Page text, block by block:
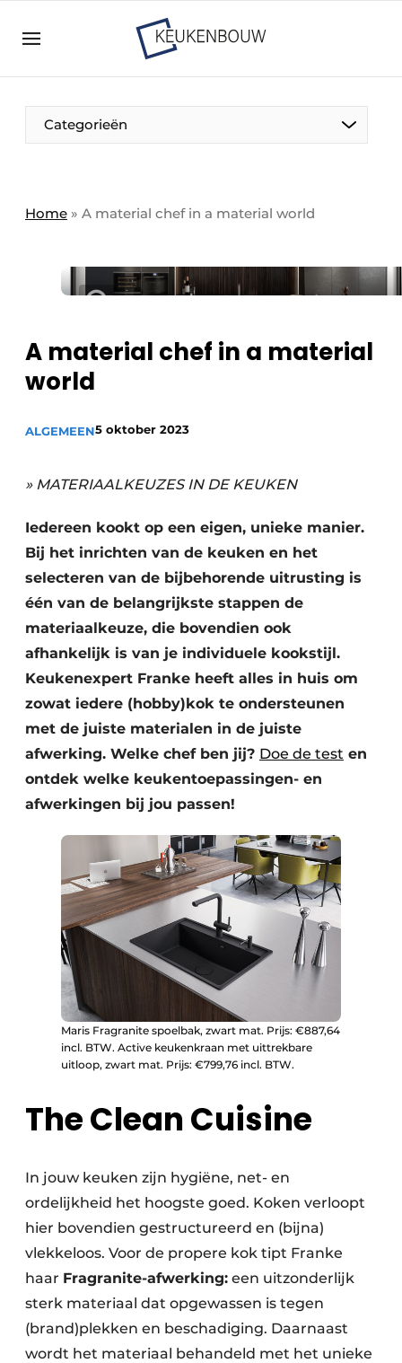
Bedrijven
Bedrijven
Direct contact
Keukenbouw | Platform over design en techniek
in de keuken-, woon-, en badkamerbranche
Nieuwsbrief
Podcasts
Categorieën
Home » A material chef in a material world
A material chef in a material
world
ALGEMEEN5 oktober 2023
» MATERIAALKEUZES IN DE KEUKEN
Iedereen kookt op een eigen, unieke manier.
Bij het inrichten van de keuken en het
selecteren van de bijbehorende uitrusting is
één van de belangrijkste stappen de
materiaalkeuze, die bovendien ook
afhankelijk is van je individuele kookstijl.
Keukenexpert Franke heeft alles in huis om
zowat iedere (hobby)kok te ondersteunen
met de juiste materialen in de juiste
afwerking. Welke chef ben jij? Doe de test en
ontdek welke keukentoepassingen- en
afwerkingen bij jou passen!
Maris Fragranite spoelbak, zwart mat. Prijs: €887,64
incl. BTW. Active keukenkraan met uittrekbare
uitloop, zwart mat. Prijs: €799,76 incl. BTW.
The Clean Cuisine
In jouw keuken zijn hygiëne, net- en
ordelijkheid het hoogste goed. Koken verloopt
hier bovendien gestructureerd en (bijna)
vlekkeloos. Voor de propere kok tipt Franke
haar Fragranite-afwerking: een uitzonderlijk
sterk materiaal dat opgewassen is tegen
(brand)plekken en beschadiging. Daarnaast
wordt het materiaal behandeld met het unieke